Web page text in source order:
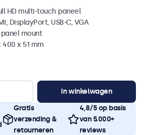
HD multi-touch paneel
DisplayPort, USB-C, VGA
mount
x 51 mm
In winkelwagen
Gratis
verzending &
retourneren
4,8/5 op basis
van 5.000+
reviews